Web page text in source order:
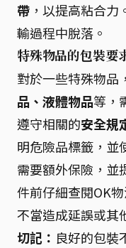
帶 ，以提高粘合
輸過程中脫落。
特殊物品的包裝要
對於一些特殊物品
品、液體物品等，
遵守相關的安全規
明危險品標籤，並
需要額外保險，並
件前仔細查閱OK
不當造成延誤或其
切記： 良好的包裝